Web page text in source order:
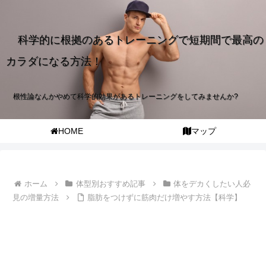
科学的に根拠のあるトレーニングで短期間で最高の
カラダになる方法！
根性論なんかやめて科学的効果があるトレーニングをしてみませんか?
HOME マップ
ホーム 体型別おすすめ記事
体をデカくしたい人必
見の増量方法
脂肪をつけずに筋肉だけ増やす方法【科学】